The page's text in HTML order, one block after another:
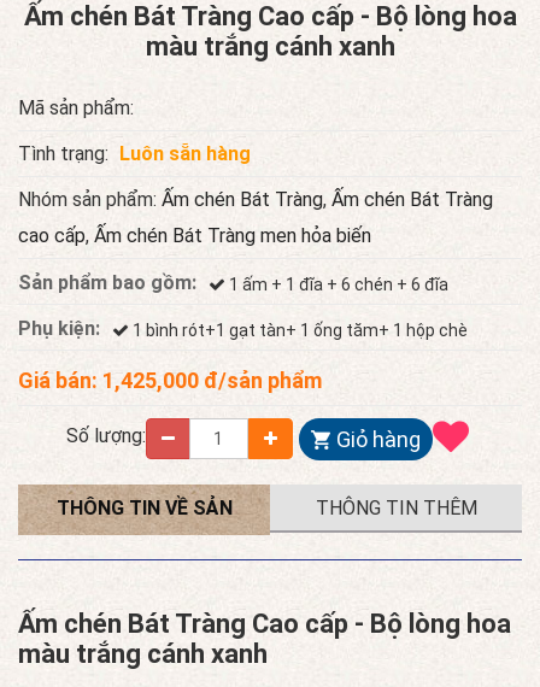
Ấm chén Bát Tràng Cao cấp - Bộ lòng hoa
màu trắng cánh xanh
Mã sản phẩm:
Tình trạng: Luôn sẵn hàng
Nhóm sản phẩm: Ấm chén Bát Tràng, Ấm chén Bát Tràng
cao cấp, Ấm chén Bát Tràng men hỏa biến
Sản phẩm bao gồm: 1 ấm + 1 đĩa + 6 chén + 6 đĩa
Phụ kiện: 1 bình rót+1 gạt tàn+ 1 ống tăm+ 1 hộp chè
Giá bán: 1,425,000 đ/sản phẩm
Số lượng: Giỏ hàng
THÔNG TIN VỀ SẢN
PHẨM
THÔNG TIN THÊM
Ấm chén Bát Tràng Cao cấp - Bộ lòng hoa
màu trắng cánh xanh